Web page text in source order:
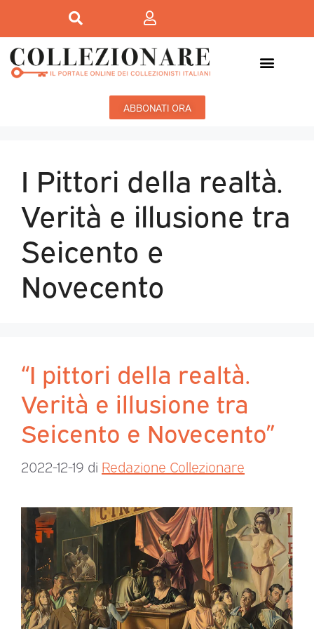
ABBONATI ORA
I Pittori della realtà.
Verità e illusione tra
Seicento e
Novecento
“I pittori della realtà.
Verità e illusione tra
Seicento e Novecento”
2022-12-19 di Redazione Collezionare